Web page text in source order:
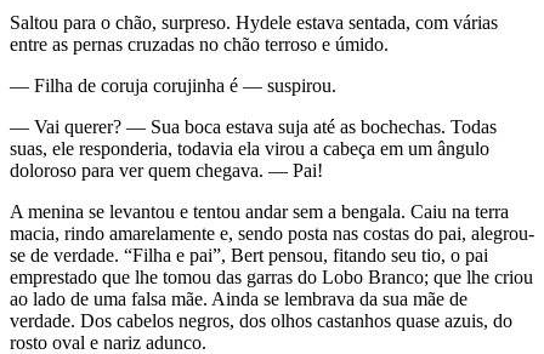
Saltou para o chão, surpreso. Hydele estava sentada, com várias
entre as pernas cruzadas no chão terroso e úmido.
— Filha de coruja corujinha é — suspirou.
— Vai querer? — Sua boca estava suja até as bochechas. Todas
suas, ele responderia, todavia ela virou a cabeça em um ângulo
doloroso para ver quem chegava. — Pai!
A menina se levantou e tentou andar sem a bengala. Caiu na terra
macia, rindo amarelamente e, sendo posta nas costas do pai, alegrou-
se de verdade. “Filha e pai”, Bert pensou, fitando seu tio, o pai
emprestado que lhe tomou das garras do Lobo Branco; que lhe criou
ao lado de uma falsa mãe. Ainda se lembrava da sua mãe de
verdade. Dos cabelos negros, dos olhos castanhos quase azuis, do
rosto oval e nariz adunco.